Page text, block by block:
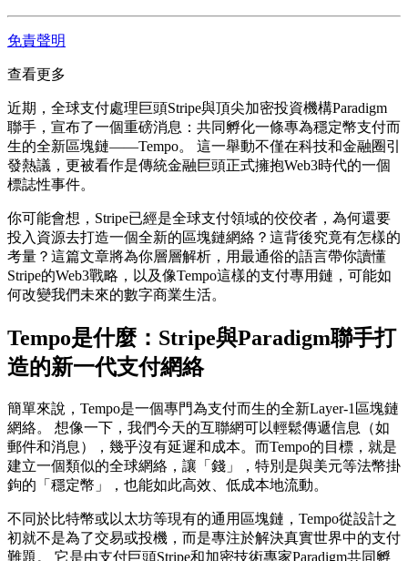
免責聲明
查看更多
近期，全球支付處理巨頭Stripe與頂尖加密投資機構Paradigm
聯手，宣布了一個重磅消息：共同孵化一條專為穩定幣支付而
生的全新區塊鏈——Tempo。 這一舉動不僅在科技和金融圈引
發熱議，更被看作是傳統金融巨頭正式擁抱Web3時代的一個
標誌性事件。
你可能會想，Stripe已經是全球支付領域的佼佼者，為何還要
投入資源去打造一個全新的區塊鏈網絡？這背後究竟有怎樣的
考量？這篇文章將為你層層解析，用最通俗的語言帶你讀懂
Stripe的Web3戰略，以及像Tempo這樣的支付專用鏈，可能如
何改變我們未來的數字商業生活。
Tempo是什麼：Stripe與Paradigm聯手打
造的新一代支付網絡
簡單來說，Tempo是一個專門為支付而生的全新Layer-1區塊鏈
網絡。 想像一下，我們今天的互聯網可以輕鬆傳遞信息（如
郵件和消息），幾乎沒有延遲和成本。而Tempo的目標，就是
建立一個類似的全球網絡，讓「錢」，特別是與美元等法幣掛
鉤的「穩定幣」，也能如此高效、低成本地流動。
不同於比特幣或以太坊等現有的通用區塊鏈，Tempo從設計之
初就不是為了交易或投機，而是專注於解決真實世界中的支付
難題。 它是由支付巨頭Stripe和加密技術專家Paradigm共同孵